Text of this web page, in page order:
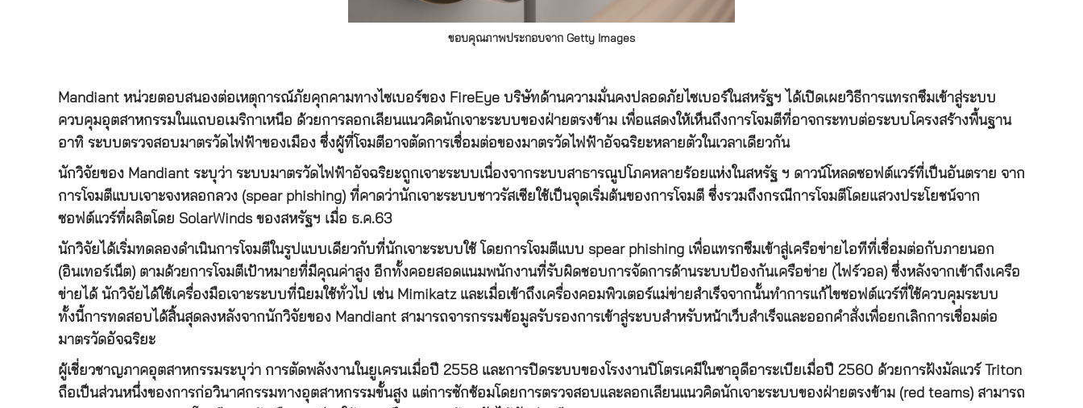
ขอบคุณภาพประกอบจาก Getty Images
Mandiant หน่วยตอบสนองต่อเหตุการณ์ภัยคุกคามทางไซเบอร์ของ FireEye บริษัทด้านความมั่นคงปลอดภัยไซเบอร์ในสหรัฐฯ ได้เปิดเผยวิธีการแทรกซึมเข้าสู่ระบบ
ควบคุมอุตสาหกรรมในแถบอเมริกาเหนือ ด้วยการลอกเลียนแนวคิดนักเจาะระบบของฝ่ายตรงข้าม เพื่อแสดงให้เห็นถึงการโจมตีที่อาจกระทบต่อระบบโครงสร้างพื้นฐาน
อาทิ ระบบตรวจสอบมาตรวัดไฟฟ้าของเมือง ซึ่งผู้ที่โจมตีอาจตัดการเชื่อมต่อของมาตรวัดไฟฟ้าอัจฉริยะหลายตัวในเวลาเดียวกัน
นักวิจัยของ Mandiant ระบุว่า ระบบมาตรวัดไฟฟ้าอัจฉริยะถูกเจาะระบบเนื่องจากระบบสาธารณูปโภคหลายร้อยแห่งในสหรัฐ ฯ ดาวน์โหลดซอฟต์แวร์ที่เป็นอันตราย จาก
การโจมตีแบบเจาะจงหลอกลวง (spear phishing) ที่คาดว่านักเจาะระบบชาวรัสเซียใช้เป็นจุดเริ่มต้นของการโจมตี ซึ่งรวมถึงกรณีการโจมตีโดยแสวงประโยชน์จาก
ซอฟต์แวร์ที่ผลิตโดย SolarWinds ของสหรัฐฯ เมื่อ ธ.ค.63
นักวิจัยได้เริ่มทดลองดำเนินการโจมตีในรูปแบบเดียวกับที่นักเจาะระบบใช้ โดยการโจมตีแบบ spear phishing เพื่อแทรกซึมเข้าสู่เครือข่ายไอทีที่เชื่อมต่อกับภายนอก
(อินเทอร์เน็ต) ตามด้วยการโจมตีเป้าหมายที่มีคุณค่าสูง อีกทั้งคอยสอดแนมพนักงานที่รับผิดชอบการจัดการด้านระบบป้องกันเครือข่าย (ไฟร์วอล) ซึ่งหลังจากเข้าถึงเครือ
ข่ายได้ นักวิจัยได้ใช้เครื่องมือเจาะระบบที่นิยมใช้ทั่วไป เช่น Mimikatz และเมื่อเข้าถึงเครื่องคอมพิวเตอร์แม่ข่ายสำเร็จจากนั้นทำการแก้ไขซอฟต์แวร์ที่ใช้ควบคุมระบบ
ทั้งนี้การทดสอบได้สิ้นสุดลงหลังจากนักวิจัยของ Mandiant สามารถจารกรรมข้อมูลรับรองการเข้าสู่ระบบสำหรับหน้าเว็บสำเร็จและออกคำสั่งเพื่อยกเลิกการเชื่อมต่อ
มาตรวัดอัจฉริยะ
ผู้เชี่ยวชาญภาคอุตสาหกรรมระบุว่า การตัดพลังงานในยูเครนเมื่อปี 2558 และการปิดระบบของโรงงานปิโตรเคมีในซาอุดีอาระเบียเมื่อปี 2560 ด้วยการฝังมัลแวร์ Triton
ถือเป็นส่วนหนึ่งของการก่อวินาศกรรมทางอุตสาหกรรมขั้นสูง แต่การซักซ้อมโดยการตรวจสอบและลอกเลียนแนวคิดนักเจาะระบบของฝ่ายตรงข้าม (red teams) สามารถ